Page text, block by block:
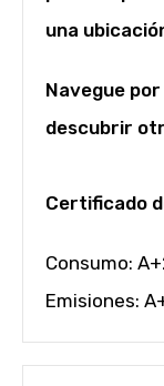
una
Navegue
descubrir
Certificado
Consumo:
Emisiones: